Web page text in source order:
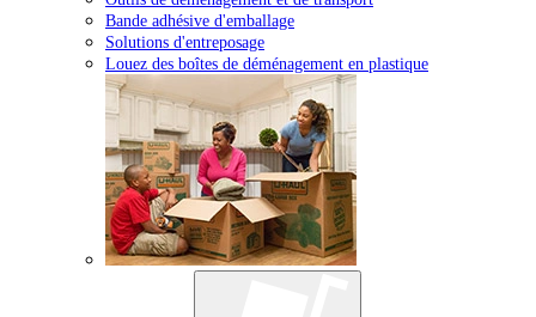
Bande adhésive d'emballage
Solutions d'entreposage
Louez des boîtes de déménagement en plastique